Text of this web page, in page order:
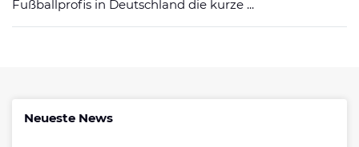
Fußballprofis in Deutschland die kurze ...
Neueste News